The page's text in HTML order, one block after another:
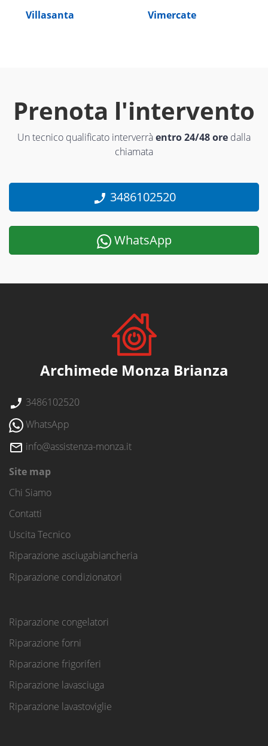
Villasanta
Vimercate
Prenota l'intervento
Un tecnico qualificato interverràentro 24/48 ore dalla
chiamata
3486102520
WhatsApp
Archimede Monza Brianza
3486102520
WhatsApp
info@assistenza-monza.it
Site map
Chi Siamo
Contatti
Uscita Tecnico
Riparazione asciugabiancheria
Riparazione condizionatori
Riparazione congelatori
Riparazione forni
Riparazione frigoriferi
Riparazione lavasciuga
Riparazione lavastoviglie